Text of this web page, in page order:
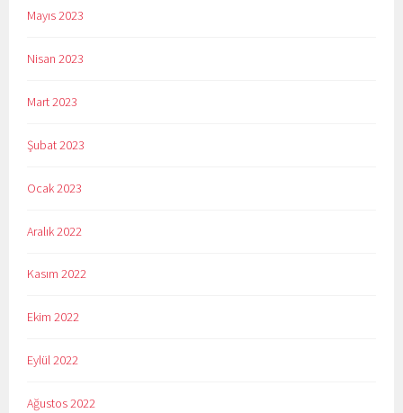
Mayıs 2023
Nisan 2023
Mart 2023
Şubat 2023
Ocak 2023
Aralık 2022
Kasım 2022
Ekim 2022
Eylül 2022
Ağustos 2022